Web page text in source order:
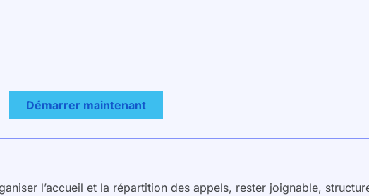
Démarrer maintenant
l’accueil et la répartition des appels, rester joignable,